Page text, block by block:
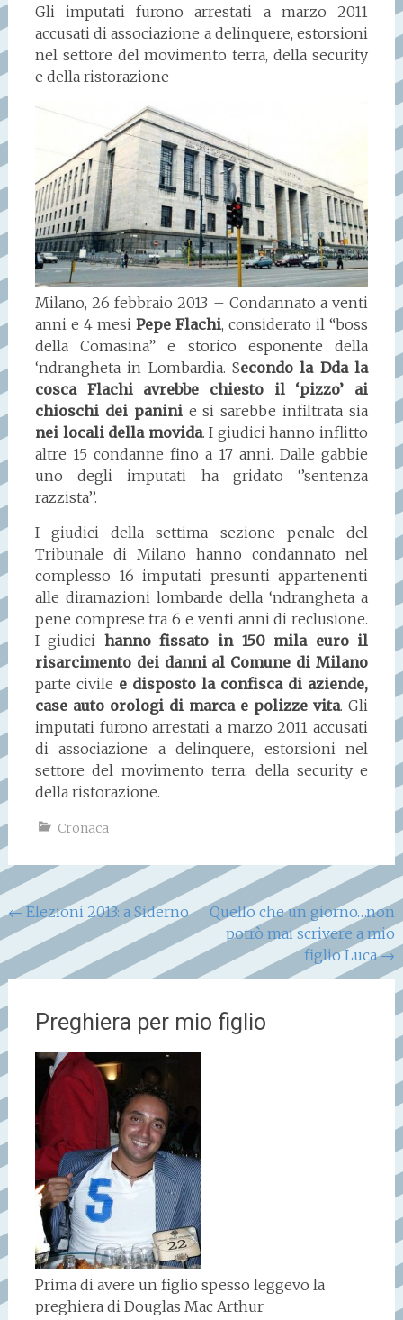
Gli imputati furono arrestati a marzo 2011
accusati di associazione a delinquere, estorsioni
nel settore del movimento terra, della security
e della ristorazione
Milano, 26 febbraio 2013 – Condannato a venti
anni e 4 mesi Pepe Flachi, considerato il “boss
della Comasina” e storico esponente della
‘ndrangheta in Lombardia. Secondo la Dda la
cosca Flachi avrebbe chiesto il ‘pizzo’ ai
chioschi dei panini e si sarebbe infiltrata sia
nei locali della movida. I giudici hanno inflitto
altre 15 condanne fino a 17 anni. Dalle gabbie
uno degli imputati ha gridato ‘’sentenza
razzista’’.
I giudici della settima sezione penale del
Tribunale di Milano hanno condannato nel
complesso 16 imputati presunti appartenenti
alle diramazioni lombarde della ‘ndrangheta a
pene comprese tra 6 e venti anni di reclusione.
I giudici hanno fissato in 150 mila euro il
risarcimento dei danni al Comune di Milano
parte civile e disposto la confisca di aziende,
case auto orologi di marca e polizze vita. Gli
imputati furono arrestati a marzo 2011 accusati
di associazione a delinquere, estorsioni nel
settore del movimento terra, della security e
della ristorazione.
Cronaca
Navigazione
articoli
←Elezioni 2013: a Siderno
Quello che un giorno…non
potrò mai scrivere a mio
figlio Luca→
Preghiera per mio figlio
Prima di avere un figlio spesso leggevo la
preghiera di Douglas Mac Arthur